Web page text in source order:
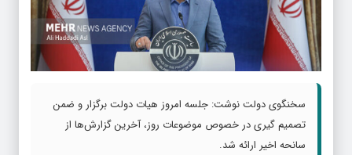
سخنگوی دولت نوشت: جلسه امروز هیات دولت برگزار و ضمن
تصمیم گیری در خصوص موضوعات روز، آخرین گزارش‌ها از
سانحه اخیر ارائه شد.